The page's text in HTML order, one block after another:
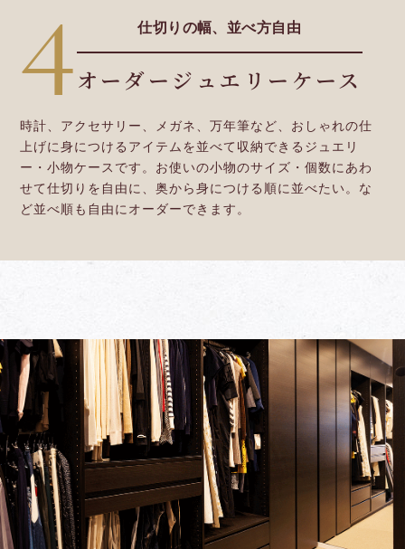
4 仕切りの幅、並べ方自由
オーダージュエリーケース
時計、アクセサリー、メガネ、万年筆など、おしゃれの仕
上げに身につけるアイテムを並べて収納できるジュエリ
ー・小物ケースです。お使いの小物のサイズ・個数にあわ
せて仕切りを自由に、奥から身につける順に並べたい。な
ど並べ順も自由にオーダーできます。